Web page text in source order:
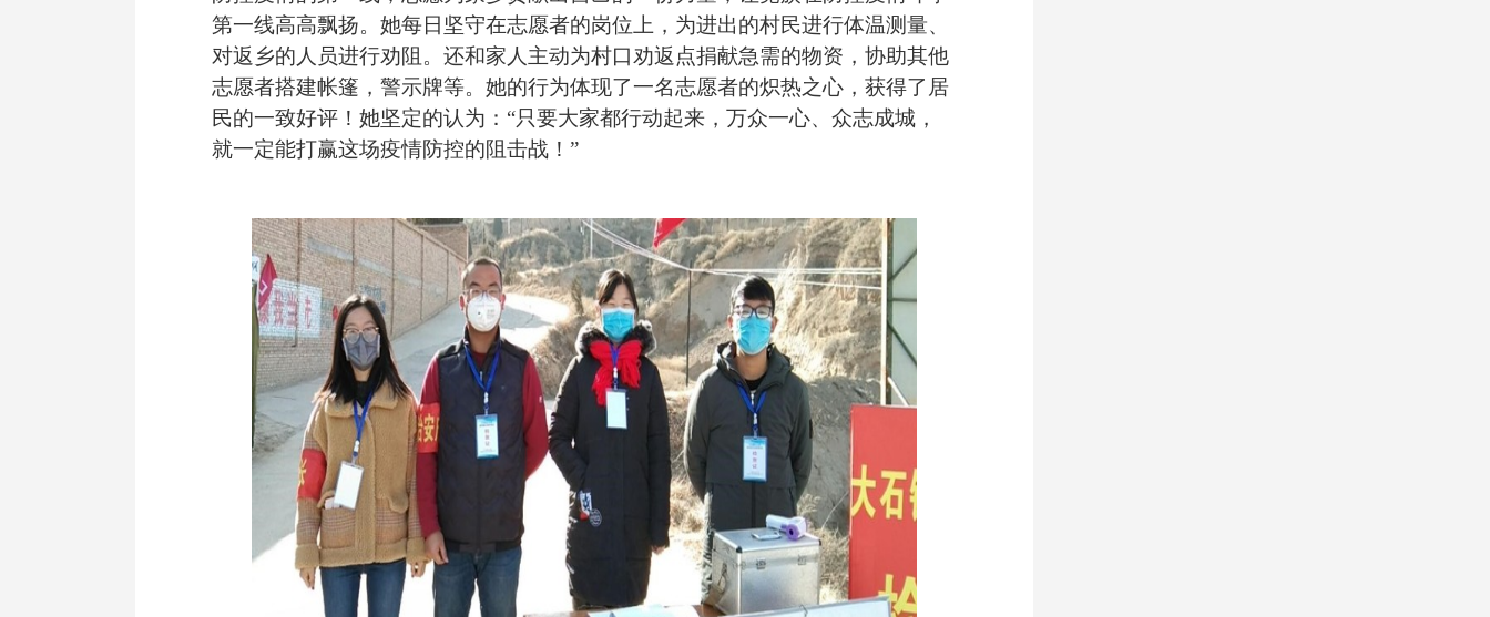
第一线高高飘扬。她每日坚守在志愿者的岗位上，为进出的村民进行体温测量、
对返乡的人员进行劝阻。还和家人主动为村口劝返点捐献急需的物资，协助其他
志愿者搭建帐篷，警示牌等。她的行为体现了一名志愿者的炽热之心，获得了居
民的一致好评 ！她坚定的认为： “只要大家都行动起来，万众一心、众志成城，
就一定能打赢这场疫情防控的阻击战！”